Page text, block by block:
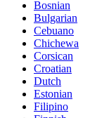
Bosnian
Bulgarian
Cebuano
Chichewa
Corsican
Croatian
Dutch
Estonian
Filipino